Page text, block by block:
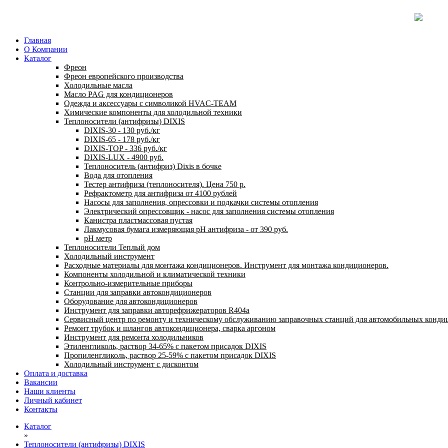
Главная
О Компании
Каталог
Фреон
Фреон европейского производства
Холодильные масла
Масло PAG для кондиционеров
Одежда и аксессуары с символикой HVAC-TEAM
Химические компоненты для холодильной техники
Теплоносители (антифризы) DIXIS
DIXIS-30 - 130 руб./кг
DIXIS-65 - 178 руб./кг
DIXIS-ТОP - 336 руб./кг
DIXIS-LUX - 4900 руб.
Теплоноситель (антифриз) Dixis в бочке
Вода для отопления
Тестер антифриза (теплоносителя). Цена 750 р.
Рефрактометр для антифриза от 4100 рублей
Насосы для заполнения, опрессовки и подкачки системы отопления
Электрический опрессовщик - насос для заполнения системы отопления
Канистра пластмассовая пустая
Лакмусовая бумага измеряющая pH антифриза - от 390 руб.
pH метр
Теплоносители Теплый дом
Холодильный инструмент
Расходные материалы для монтажа кондиционеров. Инструмент для монтажа кондиционеров.
Компоненты холодильной и климатической техники
Контрольно-измерительные приборы
Станции для заправки автокондиционеров
Оборудование для автокондиционеров
Инструмент для заправки авторефрижераторов R404a
Сервисный центр по ремонту и техническому обслуживанию заправочных станций для автомобильных
Ремонт трубок и шлангов автокондиционера, сварка аргоном
Инструмент для ремонта холодильников
Этиленгликоль, раствор 34-65% с пакетом присадок DIXIS
Пропиленгликоль, раствор 25-59% с пакетом присадок DIXIS
Холодильный инструмент с дисконтом
Оплата и доставка
Вакансии
Наши клиенты
Личный кабинет
Контакты
Каталог
»
Теплоносители (антифризы) DIXIS